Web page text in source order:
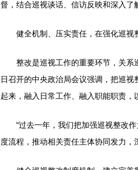
督，结合巡视谈话、信访反映和深入了
健全机制、压实责任，在强化巡视
整改是巡视工作的重要环节，关系
日召开的中央政治局会议强调，把巡
起来，融入日常工作、融入职能职责，
“过去一年，我们把加强巡视整改作
度流程，推动相关责任主体协同发力，